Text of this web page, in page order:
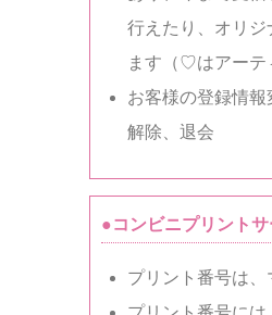
行えたり、オリ
ます（♡はアーテ
お客様の登録情
解除、退会
●コンビニプリント
プリント番号は、